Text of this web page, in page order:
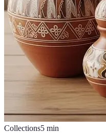
Collections5 min